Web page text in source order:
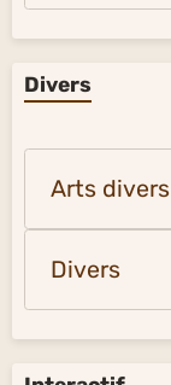
Divers
Arts divers
Divers